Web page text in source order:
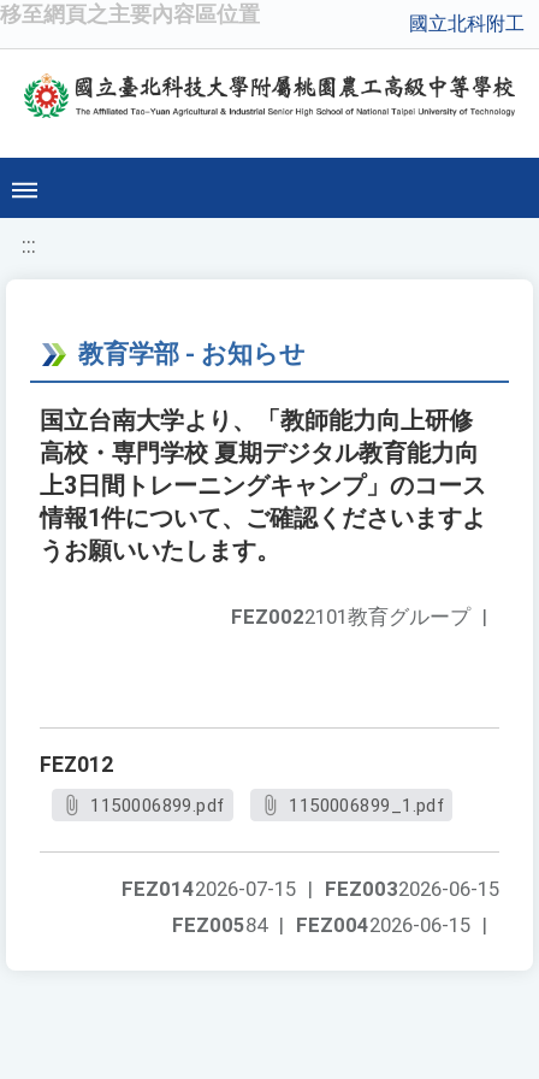
移至網頁之主要內容區位置 國立北科附工
:::
教育学部 - お知らせ
国立台南大学より、「教師能力向上研修
高校・専門学校 夏期デジタル教育能力向
上3日間トレーニングキャンプ」のコース
情報1件について、ご確認くださいますよ
うお願いいたします。
FEZ0022101教育グループ |
FEZ012
1150006899.pdf 1150006899_1.pdf
FEZ0032026-06-15
FEZ0142026-07-15 |
FEZ0042026-06-15 |
FEZ00584 |